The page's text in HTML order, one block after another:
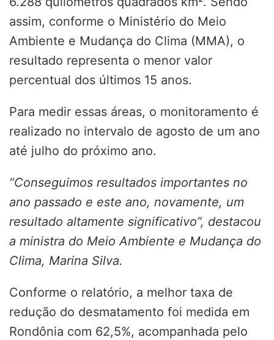
assim, conforme o Ministério do Meio
Ambiente e Mudança do Clima (MMA), o
resultado representa o menor valor
percentual dos últimos 15 anos.
Para medir essas áreas, o monitoramento é
realizado no intervalo de agosto de um ano
até julho do próximo ano.
“Conseguimos resultados importantes no
ano passado e este ano, novamente, um
resultado altamente significativo”, destacou
a ministra do Meio Ambiente e Mudança do
Clima, Marina Silva.
Conforme o relatório, a melhor taxa de
redução do desmatamento foi medida em
Rondônia com 62,5%, acompanhada pelo